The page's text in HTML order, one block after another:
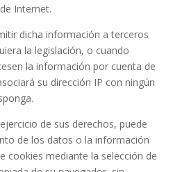
Internet.
dicha información a terceros
la legislación, o cuando
la información por cuenta de
su dirección IP con ningún
de sus derechos, puede
de los datos o la información
cookies mediante la selección de